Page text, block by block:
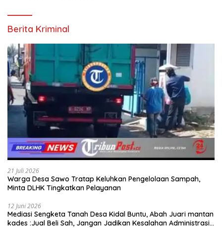
Berita Kriminal
21 Juli 2026
Warga Desa Sawo Tratap Keluhkan Pengelolaan Sampah,
Minta DLHK Tingkatkan Pelayanan
12 Juni 2026
Mediasi Sengketa Tanah Desa Kidal Buntu, Abah Juari mantan
kades :Jual Beli Sah, Jangan Jadikan Kesalahan Administrasi